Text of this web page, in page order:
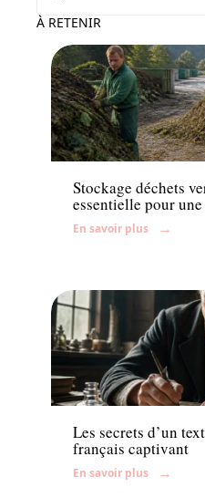
À RETENIR
Actu
Stockage déchets
essentielle pour
En savoir plus
Enfant
Les secrets d’un
français captivant
En savoir plus